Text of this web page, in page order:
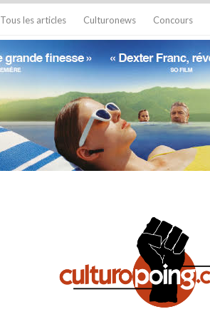
Tous les articles Culturonews Concours